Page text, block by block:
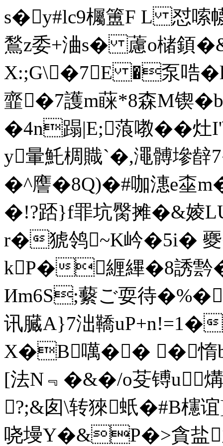
s�y#lc9欘簠F L 怼嗦
鶖z委+浀s� 藘o槠顉
X:;G\�7E �泵哠�lS
韲�7護m蔝*8森M锲
�4n蹋|E;蒗嘋��灶I'
y暈魠椆賳`�,澠髆墋辪
�^譍�8Q)�#咖潓e桽
�!?踎}f罪坑臋摊�&婈
r�猇鸰~K岒�5i� 夒�
kP�緾縪�8誘
Иm6S;蘻ご耍待
讯臓A}7泏鞽
X�B噧�� �惰b
[法N﹃�&�/o芟镈u
?;&囱\转猍蚔�#B櫶
哓 墁Y�&P�>貪盐